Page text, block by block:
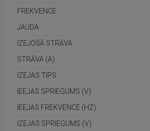
FREKVENCE
JAUDA
IZEJOŠĀ STRĀVA
STRĀVA (A)
IZEJAS TIPS
IEEJAS SPRIEGUMS (V)
IEEJAS FREKVENCE (HZ)
IZEJAS SPRIEGUMS (V)